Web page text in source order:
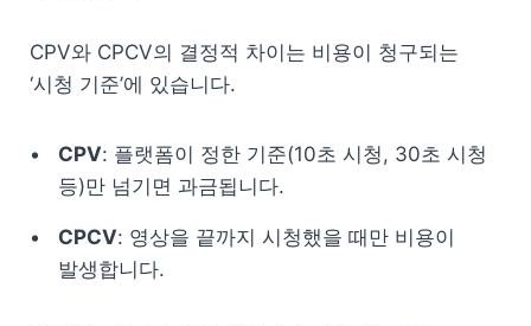
CPV와 CPCV의 결정적 차이는 비용이 청구되는
‘시청 기준’에 있습니다.
CPV: 플랫폼이 정한 기준(10초 시청, 30초 시청
등)만 넘기면 과금됩니다.
CPCV: 영상을 끝까지 시청했을 때만 비용이
발생합니다.